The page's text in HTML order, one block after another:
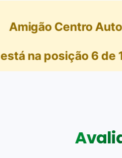
Amigão Centro
está na posição 6 de